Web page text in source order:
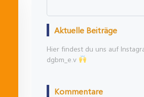
Aktuelle Beiträge
Hier findest du uns auf
dgbm_e.v
Kommentare